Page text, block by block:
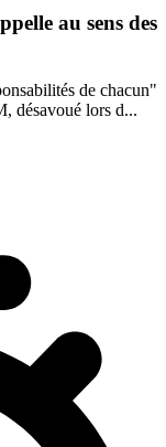
au sens des
de chacun"
désavoué lors d...